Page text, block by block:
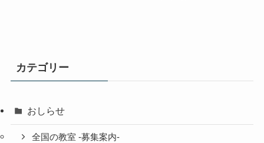
カテゴリー
おしらせ
全国の教室 -募集案内-